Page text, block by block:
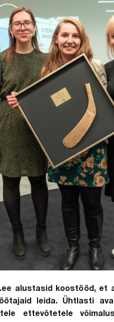
alustasid koostööd,
leida. Ühtlasti
ettevõtetele